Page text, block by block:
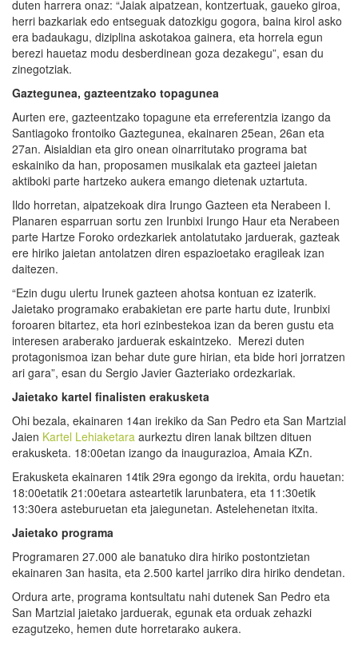
duten harrera onaz: “Jaiak aipatzean, kontzertuak, gaueko giroa,
herri bazkariak edo entseguak datozkigu gogora, baina kirol asko
era badaukagu, diziplina askotakoa gainera, eta horrela egun
berezi hauetaz modu desberdinean goza dezakegu”, esan du
zinegotziak.
Gaztegunea, gazteentzako topagunea
Aurten ere, gazteentzako topagune eta erreferentzia izango da
Santiagoko frontoiko Gaztegunea, ekainaren 25ean, 26an eta
27an. Aisialdian eta giro onean oinarritutako programa bat
eskainiko da han, proposamen musikalak eta gazteei jaietan
aktiboki parte hartzeko aukera emango dietenak uztartuta.
Ildo horretan, aipatzekoak dira Irungo Gazteen eta Nerabeen I.
Planaren esparruan sortu zen Irunbixi Irungo Haur eta Nerabeen
parte Hartze Foroko ordezkariek antolatutako jarduerak, gazteak
ere hiriko jaietan antolatzen diren espazioetako eragileak izan
daitezen.
“Ezin dugu ulertu Irunek gazteen ahotsa kontuan ez izaterik.
Jaietako programako erabakietan ere parte hartu dute, Irunbixi
foroaren bitartez, eta hori ezinbestekoa izan da beren gustu eta
interesen araberako jarduerak eskaintzeko. Merezi duten
protagonismoa izan behar dute gure hirian, eta bide hori jorratzen
ari gara”, esan du Sergio Javier Gazteriako ordezkariak.
Jaietako kartel finalisten erakusketa
Ohi bezala, ekainaren 14an irekiko da San Pedro eta San Martzial
Jaien Kartel Lehiaketara aurkeztu diren lanak biltzen dituen
erakusketa. 18:00etan izango da inaugurazioa, Amaia KZn.
Erakusketa ekainaren 14tik 29ra egongo da irekita, ordu hauetan:
18:00etatik 21:00etara asteartetik larunbatera, eta 11:30etik
13:30era asteburuetan eta jaiegunetan. Astelehenetan itxita.
Jaietako programa
Programaren 27.000 ale banatuko dira hiriko postontzietan
ekainaren 3an hasita, eta 2.500 kartel jarriko dira hiriko dendetan.
Ordura arte, programa kontsultatu nahi dutenek San Pedro eta
San Martzial jaietako jarduerak, egunak eta orduak zehazki
ezagutzeko, hemen dute horretarako aukera.